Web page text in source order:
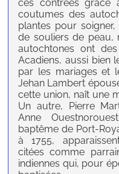
ces contrées grâce
coutumes des
plantes pour
de souliers de peau,
autochtones ont
Acadiens, aussi bien
par les mariages et
Jehan Lambert
cette union, naît une
Un autre, Pierre
Anne
baptême de Port-
à 1755,
citées comme
indiennes qui, pour